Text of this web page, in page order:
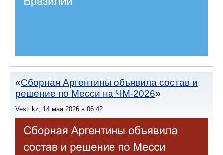
Сборная Аргентины объявила состав и
решение по Месси на ЧМ-2026
Vesti.kz 14 мая 2026 в 06:42